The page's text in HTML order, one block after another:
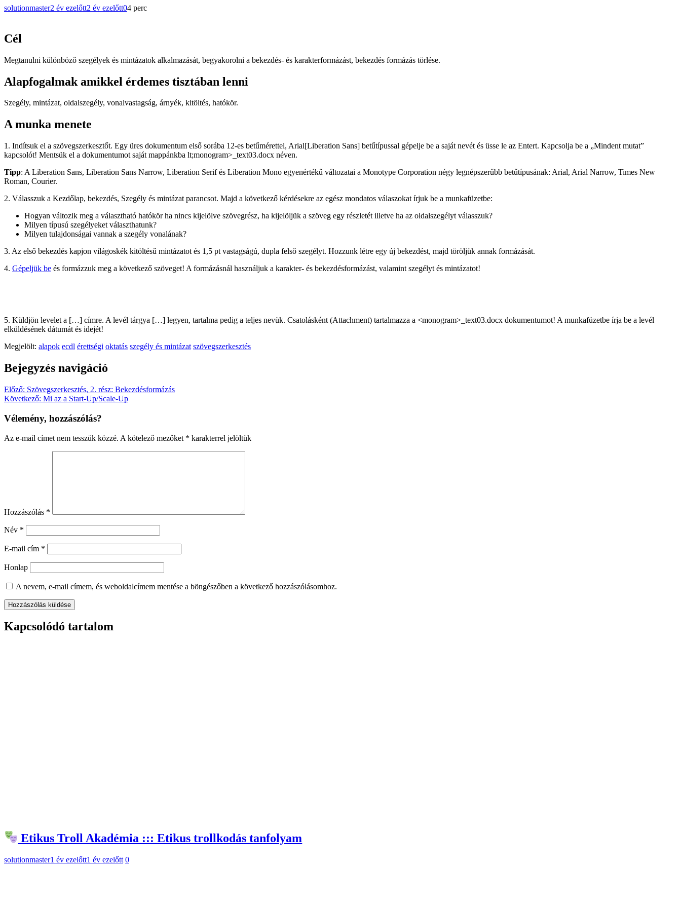
solutionmaster2 év ezelőtt2 év ezelőtt04 perc
Cél
Megtanulni különböző szegélyek és mintázatok alkalmazását, begyakorolni a bekezdés- és karakterformázást, bekezdés formázás törlése.
Alapfogalmak amikkel érdemes tisztában lenni
Szegély, mintázat, oldalszegély, vonalvastagság, árnyék, kitöltés, hatókör.
A munka menete
1. Indítsuk el a szövegszerkesztőt. Egy üres dokumentum első sorába 12-es betűmérettel, Arial[Liberation Sans] betűtípussal gépelje be a saját nevét és üsse le az Entert. Kapcsolja be a „Mindent mutat”
kapcsolót! Mentsük el a dokumentumot saját mappánkba lt;monogram>_text03.docx néven.
Tipp: A Liberation Sans, Liberation Sans Narrow, Liberation Serif és Liberation Mono egyenértékű változatai a Monotype Corporation négy legnépszerűbb betűtípusának: Arial, Arial Narrow, Times New
Roman, Courier.
2. Válasszuk a Kezdőlap, bekezdés, Szegély és mintázat parancsot. Majd a következő kérdésekre az egész mondatos válaszokat írjuk be a munkafüzetbe:
Hogyan változik meg a választható hatókör ha nincs kijelölve szövegrész, ha kijelöljük a szöveg egy részletét illetve ha az oldalszegélyt válasszuk?
Milyen típusú szegélyeket választhatunk?
Milyen tulajdonságai vannak a szegély vonalának?
3. Az első bekezdés kapjon világoskék kitöltésű mintázatot és 1,5 pt vastagságú, dupla felső szegélyt. Hozzunk létre egy új bekezdést, majd töröljük annak formázását.
4. Gépeljük be és formázzuk meg a következő szöveget! A formázásnál használjuk a karakter- és bekezdésformázást, valamint szegélyt és mintázatot!
5. Küldjön levelet a […] címre. A levél tárgya […] legyen, tartalma pedig a teljes nevük. Csatolásként (Attachment) tartalmazza a <monogram>_text03.docx dokumentumot! A munkafüzetbe írja be a levél
elküldésének dátumát és idejét!
Megjelölt: alapok ecdl érettségi oktatás szegély és mintázat szövegszerkesztés
Bejegyzés navigáció
Előző: Szövegszerkesztés, 2. rész: Bekezdésformázás
Következő: Mi az a Start-Up/Scale-Up
Vélemény, hozzászólás?
Az e-mail címet nem tesszük közzé. A kötelező mezőket * karakterrel jelöltük
Hozzászólás *
Név *
E-mail cím *
Honlap
A nevem, e-mail címem, és weboldalcímem mentése a böngészőben a következő hozzászólásomhoz.
Kapcsolódó tartalom
Etikus Troll Akadémia ::: Etikus trollkodás tanfolyam
solutionmaster1 év ezelőtt1 év ezelőtt 0